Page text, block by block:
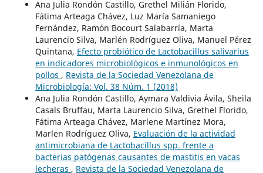
Ana Julia Rondón Castillo, Grethel Milián Florido,
Fátima Arteaga Chávez, Luz María Samaniego
Fernández, Ramón Bocourt Salabarría, Marta
Laurencio Silva, Marlén Rodríguez Oliva, Manuel Pérez
Quintana, Efecto probiótico de Lactobacillus salivarius
en indicadores microbiológicos e inmunológicos en
pollos , Revista de la Sociedad Venezolana de
Microbiología: Vol. 38 Núm. 1 (2018)
Ana Julia Rondón Castillo, Aymara Valdivia Ávila, Sheila
Casals Bruffau, Marta Laurencio Silva, Grethel Florido,
Fátima Arteaga Chávez, Marlene Martínez Mora,
Marlen Rodríguez Oliva, Evaluación de la actividad
antimicrobiana de Lactobacillus spp. frente a
bacterias patógenas causantes de mastitis en vacas
lecheras , Revista de la Sociedad Venezolana de